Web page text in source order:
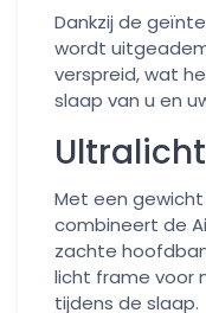
Dankzij de
wordt
verspreid, wat
slaap van u en
Met een
combineert de
zachte
licht frame voor
tijdens de slaap.